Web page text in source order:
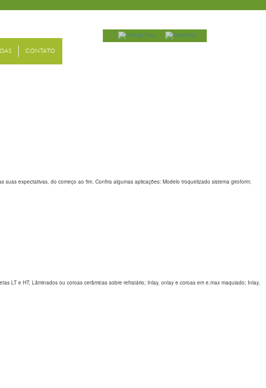
CONTATO
expectativas, do começo ao fim. Confira algumas aplicações: Modelo troquelizado sistema giroform;
LT e HT; Lâminados ou coroas cerâmicas sobre refratário; Inlay, onlay e coroas em e.max maquiado; Inlay,